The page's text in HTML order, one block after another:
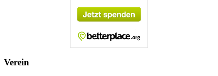
Verein